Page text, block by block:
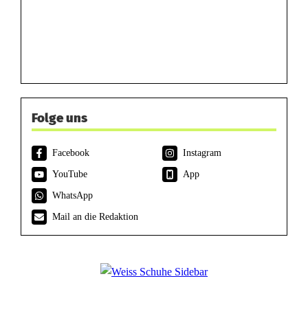
Folge uns
Facebook
Instagram
YouTube
App
WhatsApp
Mail an die Redaktion